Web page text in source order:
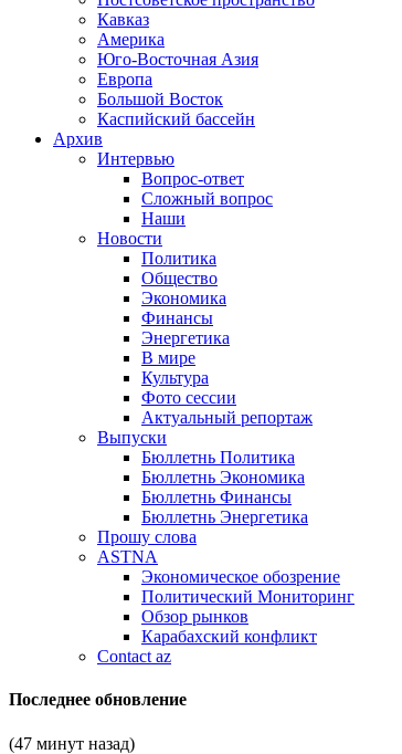
Кавказ
Америка
Юго-Восточная Азия
Европа
Большой Восток
Каспийский бассейн
Архив
Интервью
Вопрос-ответ
Сложный вопрос
Наши
Новости
Политика
Общество
Экономика
Финансы
Энергетика
В мире
Культура
Фото сессии
Актуальный репортаж
Выпуски
Бюллетнь Политика
Бюллетнь Экономика
Бюллетнь Финансы
Бюллетнь Энергетика
Прошу слова
ASTNA
Экономическое обозрение
Политический Мониторинг
Обзор рынков
Карабахский конфликт
Contact az
Последнее обновление
(47 минут назад)